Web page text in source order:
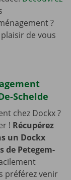
?
de vous
Schelde
chez Dockx ?
! Récupérez
un Dockx
de Petegem-
préférez venir